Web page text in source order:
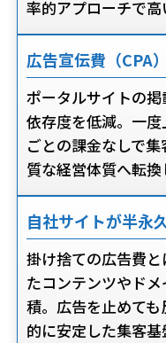
率的アプローチで高
広告宣伝費（CPA
ポータルサイトの
依存度を低減。一
ごとの課金なしで
質な経営体質へ転換
自社サイトが半永
掛け捨ての広告費
たコンテンツやド
積。広告を止めて
的に安定した集客基